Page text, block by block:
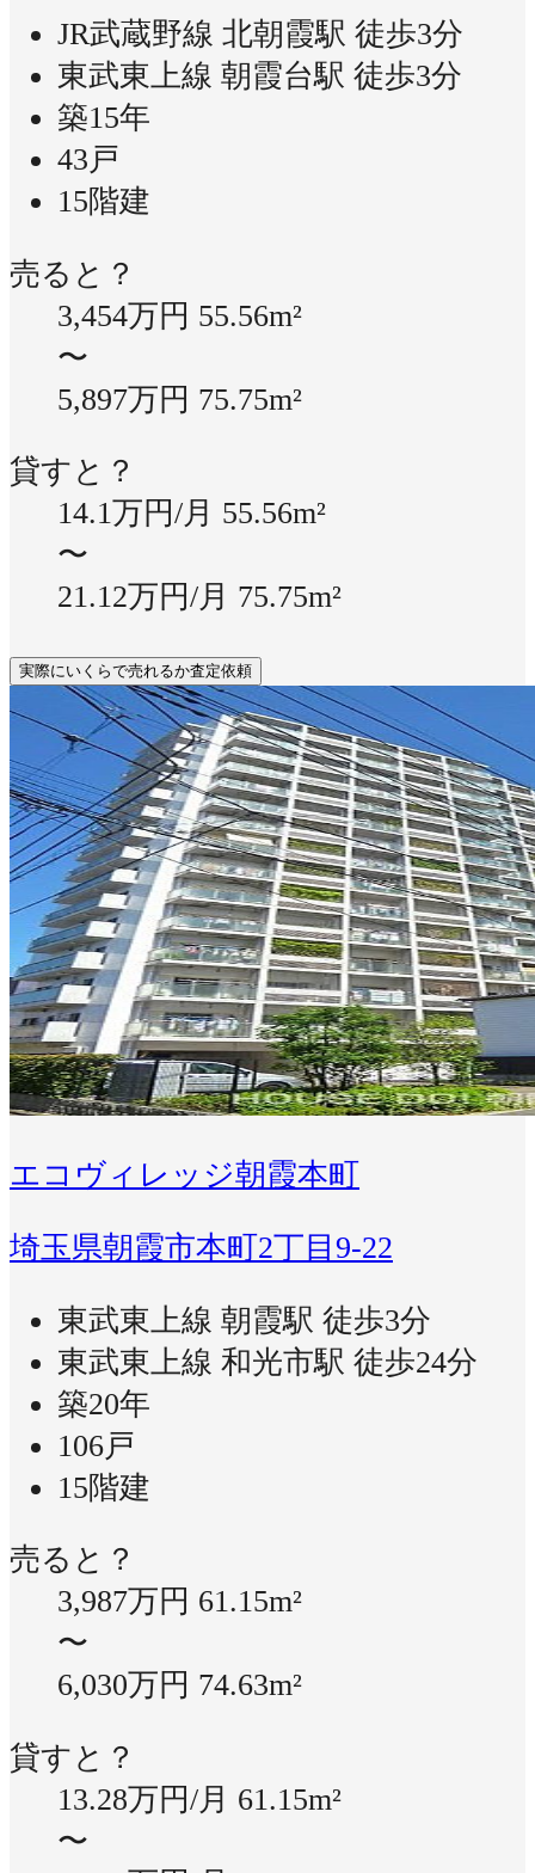
JR武蔵野線 北朝霞駅 徒歩3分
東武東上線 朝霞台駅 徒歩3分
築15年
43戸
15階建
売ると？
3,454万円 55.56m²
〜
5,897万円 75.75m²
貸すと？
14.1万円/月 55.56m²
〜
21.12万円/月 75.75m²
実際にいくらで売れるか査定依頼
エコヴィレッジ朝霞本町
埼玉県朝霞市本町2丁目9-22
東武東上線 朝霞駅 徒歩3分
東武東上線 和光市駅 徒歩24分
築20年
106戸
15階建
売ると？
3,987万円 61.15m²
〜
6,030万円 74.63m²
貸すと？
13.28万円/月 61.15m²
〜